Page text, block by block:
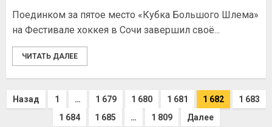
Поединком за пятое место «Кубка Большого Шлема»
на Фестивале хоккея в Сочи завершил своё...
ЧИТАТЬ ДАЛЕЕ
Назад 1 … 1 679 1 680 1 681 1 682
1 683
1 684
1 685 … 1 809 Далее